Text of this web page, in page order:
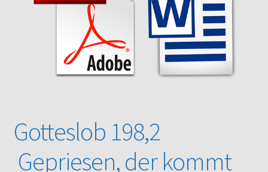
Gotteslob alt / neu
Gotteslob 198,2
Gepriesen, der kommt